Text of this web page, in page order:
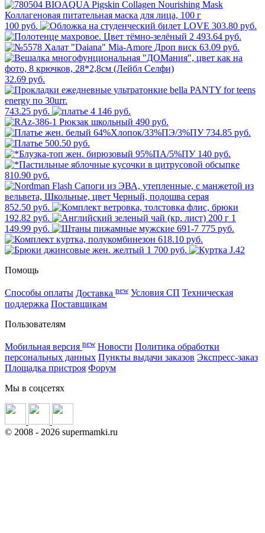
100 руб.
303.80 руб.
2 493.64 руб.
63.09 руб.
32.69 руб.
743.25 руб.
4 146 руб.
490 руб.
734.85 руб.
500.50 руб.
140 руб.
810.90 руб.
852.50 руб.
192.82 руб.
1
149.99 руб.
775 руб.
618.10 руб.
1 700 руб.
Помощь
Способы оплаты Доставка new Условия СП Техническая
поддержка Поставщикам
Пользователям
Мобильная версия new Новости Политика обработки
персональных данных Пункты выдачи заказов Экспресс-заказ
Площадка пристроя Форум
Мы в соцсетях
© 2008 - 2026 supermamki.ru